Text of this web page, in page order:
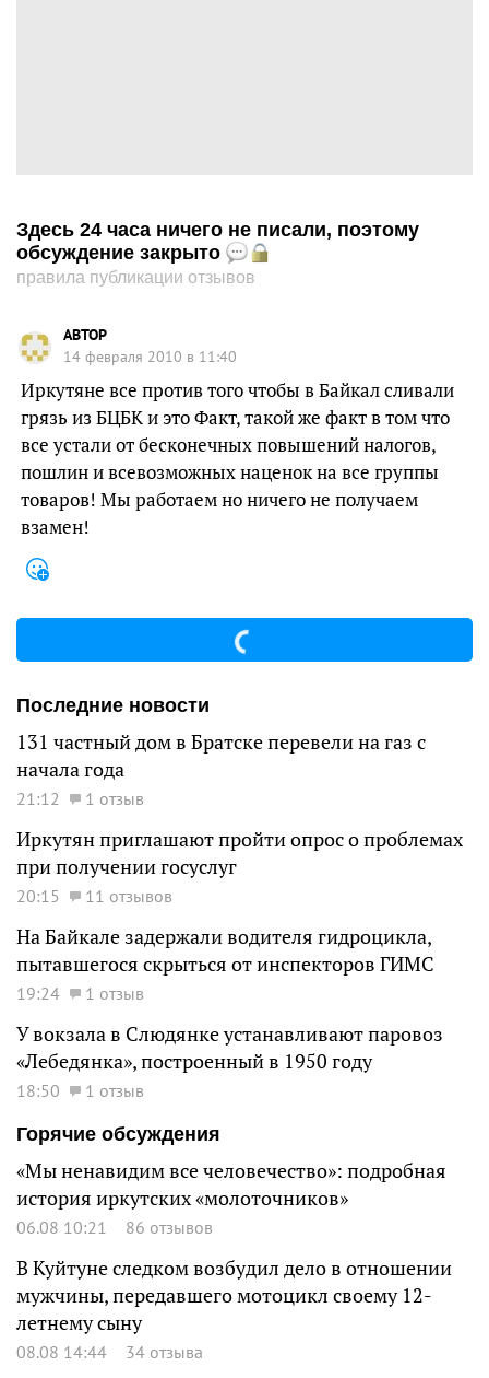
Здесь 24 часа ничего не писали, поэтому
обсуждение закрыто
правила публикации отзывов
ABTOP
14 февраля 2010 в 11:40
Иркутяне все против того чтобы в Байкал сливали
грязь из БЦБК и это Факт, такой же факт в том что
все устали от бесконечных повышений налогов,
пошлин и всевозможных наценок на все группы
товаров! Мы работаем но ничего не получаем
взамен!
Последние новости
131 частный дом в Братске перевели на газ с
начала года
21:12 1 отзыв
Иркутян приглашают пройти опрос о проблемах
при получении госуслуг
20:15 11 отзывов
На Байкале задержали водителя гидроцикла,
пытавшегося скрыться от инспекторов ГИМС
19:24 1 отзыв
У вокзала в Слюдянке устанавливают паровоз
«Лебедянка», построенный в 1950 году
18:50
1 отзыв
Горячие обсуждения
«Мы ненавидим все человечество»: подробная
история иркутских «молоточников»
06.08 10:21 86 отзывов
В Куйтуне следком возбудил дело в отношении
мужчины, передавшего мотоцикл своему 12-
летнему сыну
08.08 14:44 34 отзыва